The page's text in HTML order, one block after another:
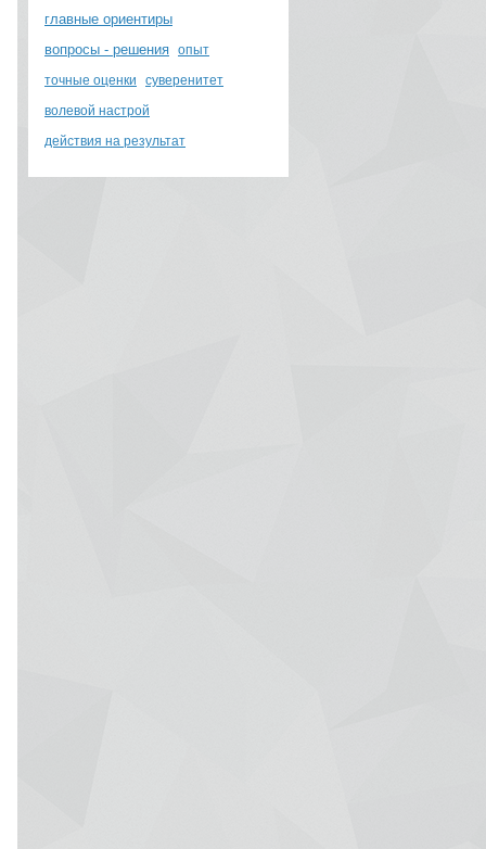
главные ориентиры
вопросы - решения опыт
точные оценки
суверенитет
волевой настрой
действия на результат